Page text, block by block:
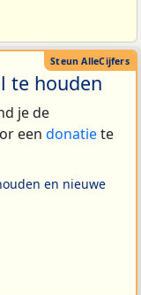
te houden
je de
een donatiete
en nieuwe